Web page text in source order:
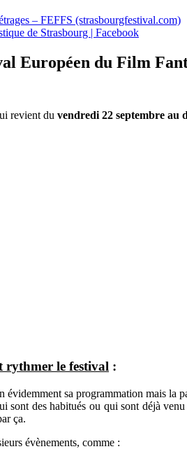
– FEFFS (strasbourgfestival.com)
de Strasbourg | Facebook
Européen du Film
revient du vendredi 22 septembre au
le festival :
sa programmation mais la
sont des habitués ou qui sont déjà
ça.
évènements, comme :